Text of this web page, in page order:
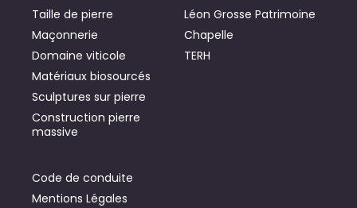
Taille de pierre
Maçonnerie
Domaine viticole
Matériaux biosourcés
Sculptures sur pierre
Construction pierre
massive
Léon Grosse Patrimoine
Chapelle
TERH
Code de conduite
Mentions Légales